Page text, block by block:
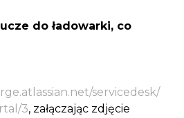
do ładowarki, co
servicedesk/
3, załączając zdjęcie